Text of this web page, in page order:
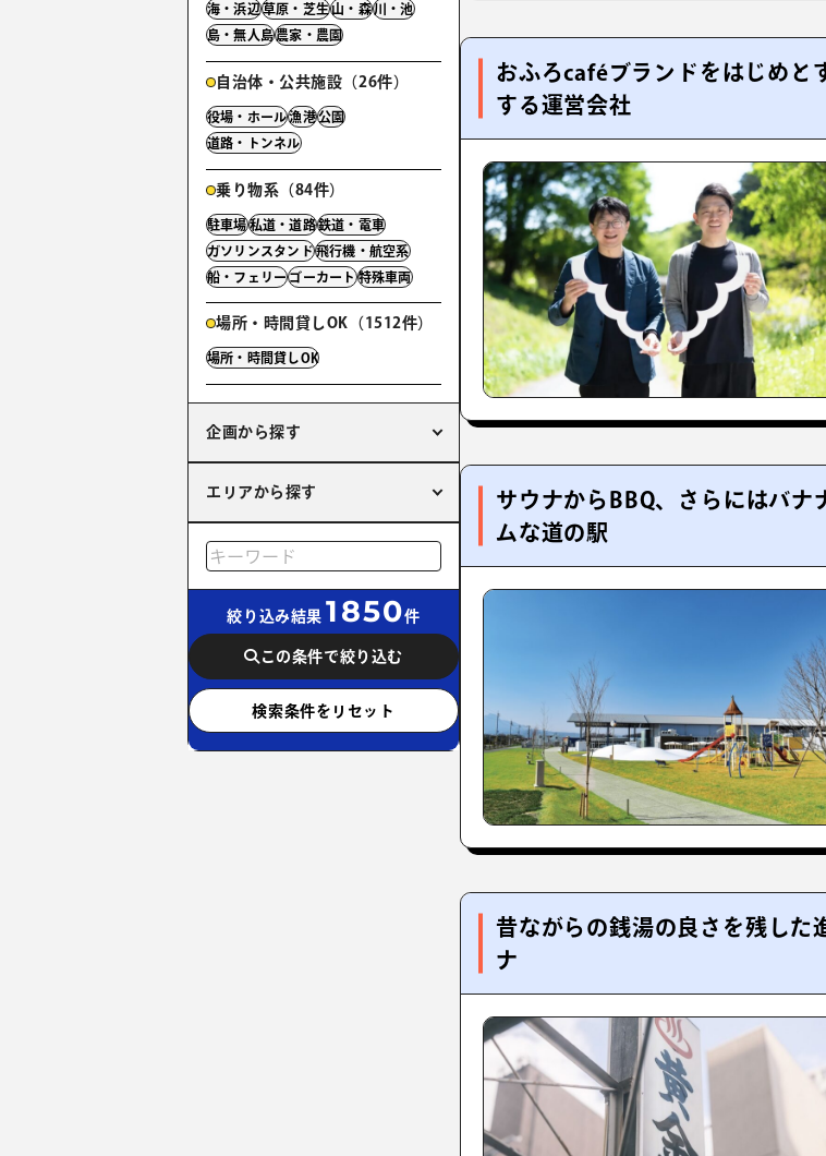
おふろcaféブランドをはじめと
する運営会社
サウナからBBQ、さらにはバナ
ムな道の駅
昔ながらの銭湯の良さを残した
ナ
海・浜辺草原・芝生山・森川・池
島・無人島農家・農園
自治体・公共施設（26件）
役場・ホール漁港公園
道路・トンネル
乗り物系（84件）
駐車場私道・道路鉄道・電車
ガソリンスタンド飛行機・航空系
船・フェリーゴーカート特殊車両
場所・時間貸しOK（1512件）
場所・時間貸しOK
企画から探す
エリアから探す
絞り込み結果 1850件
この条件で絞り込む
検索条件をリセット